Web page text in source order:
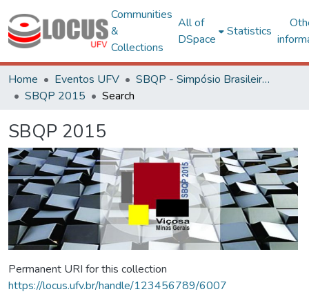
Communities
&
Collections
All of
DSpace
Statistics
Home Eventos UFV
SBQP - Simpósio Brasileiro de Qualidade do Projeto no Ambiente Construído
SBQP 2015
Search
SBQP 2015
Permanent URI for this collection
https://locus.ufv.br/handle/123456789/6007